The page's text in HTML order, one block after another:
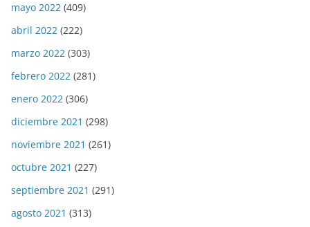
mayo 2022 (409)
abril 2022 (222)
marzo 2022 (303)
febrero 2022 (281)
enero 2022 (306)
diciembre 2021 (298)
noviembre 2021 (261)
octubre 2021 (227)
septiembre 2021 (291)
agosto 2021 (313)